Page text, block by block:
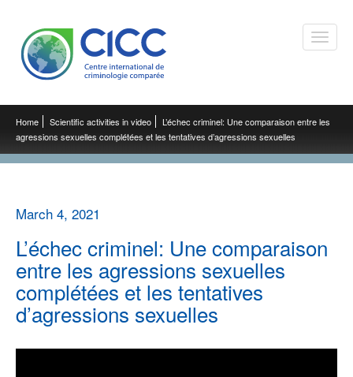
Toggle
Home Scientific activities in video
L’échec criminel: Une comparaison entre les
agressions sexuelles complétées et les tentatives d’agressions sexuelles
March 4, 2021
L’échec criminel: Une comparaison
entre les agressions sexuelles
complétées et les tentatives
d’agressions sexuelles